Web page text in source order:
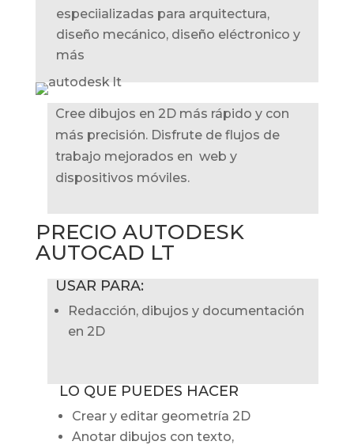
especiializadas para arquitectura,
diseño mecánico, diseño eléctronico y
más
Cree dibujos en 2D más rápido y con
más precisión. Disfrute de flujos de
trabajo mejorados en web y
dispositivos móviles.
PRECIO AUTODESK
AUTOCAD LT
USAR PARA:
Redacción, dibujos y documentación
en 2D
LO QUE PUEDES HACER
Crear y editar geometría 2D
Anotar dibujos con texto,